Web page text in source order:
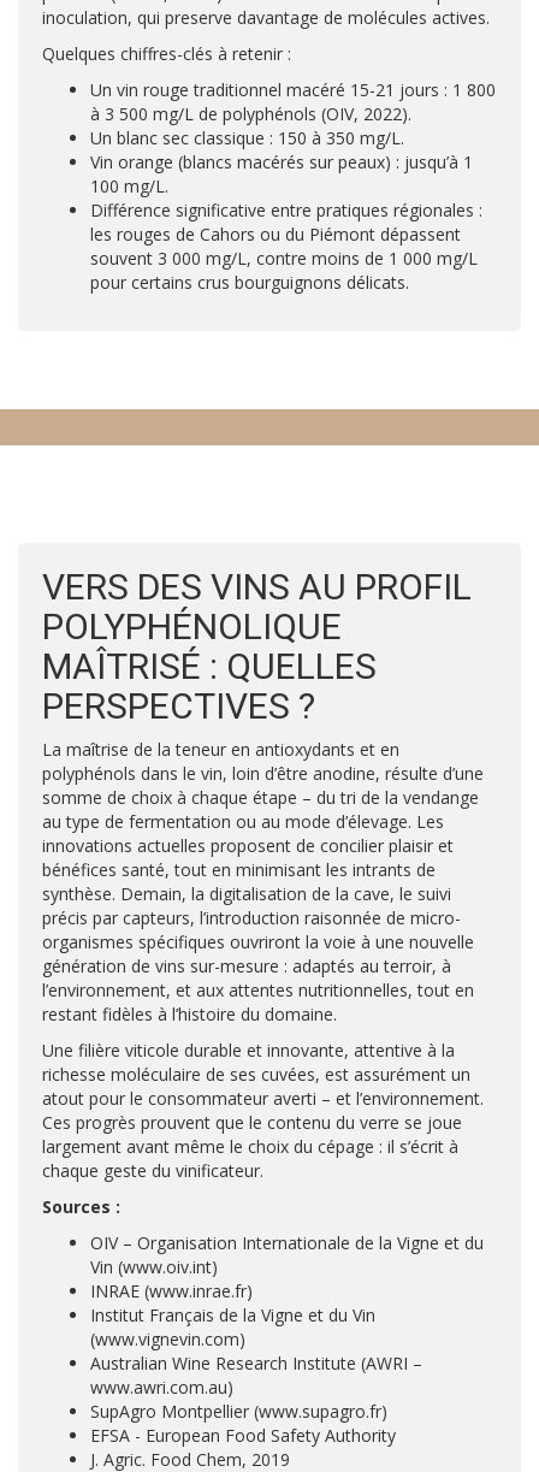
inoculation, qui preserve davantage de molécules actives.
Quelques chiffres-clés à retenir :
Un vin rouge traditionnel macéré 15-21 jours : 1 800
à 3 500 mg/L de polyphénols (OIV, 2022).
Un blanc sec classique : 150 à 350 mg/L.
Vin orange (blancs macérés sur peaux) : jusqu’à 1
100 mg/L.
Différence significative entre pratiques régionales :
les rouges de Cahors ou du Piémont dépassent
souvent 3 000 mg/L, contre moins de 1 000 mg/L
pour certains crus bourguignons délicats.
VERS DES VINS AU PROFIL
POLYPHÉNOLIQUE
MAÎTRISÉ : QUELLES
PERSPECTIVES ?
La maîtrise de la teneur en antioxydants et en
polyphénols dans le vin, loin d’être anodine, résulte d’une
somme de choix à chaque étape – du tri de la vendange
au type de fermentation ou au mode d’élevage. Les
innovations actuelles proposent de concilier plaisir et
bénéfices santé, tout en minimisant les intrants de
synthèse. Demain, la digitalisation de la cave, le suivi
précis par capteurs, l’introduction raisonnée de micro-
organismes spécifiques ouvriront la voie à une nouvelle
génération de vins sur-mesure : adaptés au terroir, à
l’environnement, et aux attentes nutritionnelles, tout en
restant fidèles à l’histoire du domaine.
Une filière viticole durable et innovante, attentive à la
richesse moléculaire de ses cuvées, est assurément un
atout pour le consommateur averti – et l’environnement.
Ces progrès prouvent que le contenu du verre se joue
largement avant même le choix du cépage : il s’écrit à
chaque geste du vinificateur.
Sources :
OIV – Organisation Internationale de la Vigne et du
Vin (www.oiv.int)
INRAE (www.inrae.fr)
Institut Français de la Vigne et du Vin
(www.vignevin.com)
Australian Wine Research Institute (AWRI –
www.awri.com.au)
SupAgro Montpellier (www.supagro.fr)
EFSA - European Food Safety Authority
J. Agric. Food Chem, 2019